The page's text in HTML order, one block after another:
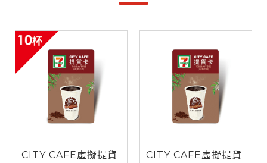
CITY CAFE虛擬提貨
CITY CAFE虛擬提貨